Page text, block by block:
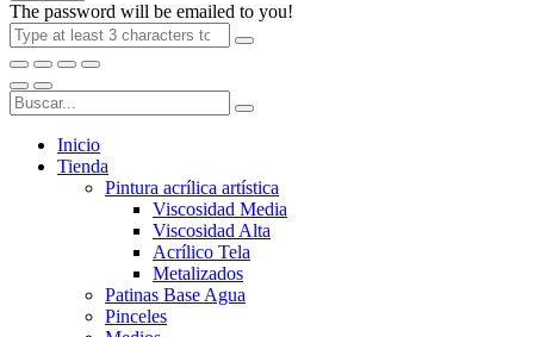
The password will be emailed to you!
Inicio
Tienda
Pintura acrílica artística
Viscosidad Media
Viscosidad Alta
Acrílico Tela
Metalizados
Patinas Base Agua
Pinceles